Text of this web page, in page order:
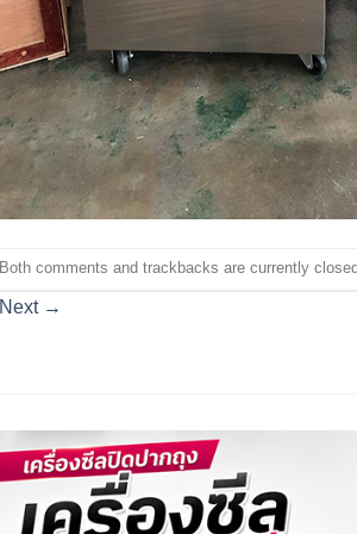
Both comments and trackbacks are currently
Next →